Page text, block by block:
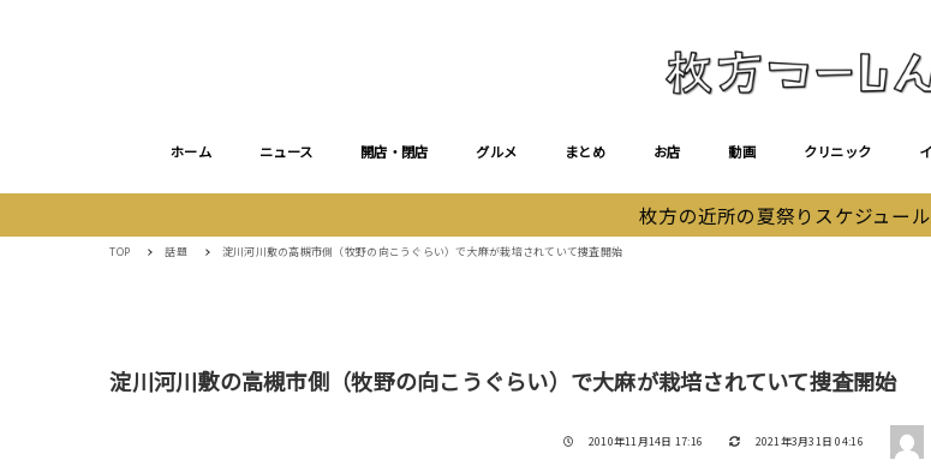
ホーム ニュース 開店・閉店 グルメ まとめ お店 動画 クリニック
枚方の近所の夏祭りスケジュー
TOP 話題 淀川河川敷の高槻市側（牧野の向こうぐらい）で大麻が栽培されていて捜査開始
淀川河川敷の高槻市側（牧野の向こうぐらい）で大麻が栽培されていて捜査開始
投稿日
2010年11月14日 17:16 更新日
2021年3月31日 04:16 著者